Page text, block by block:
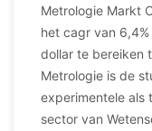
Metrologie Markt
het cagr van
dollar te bereiken
Metrologie is de
experimentele als
sector van